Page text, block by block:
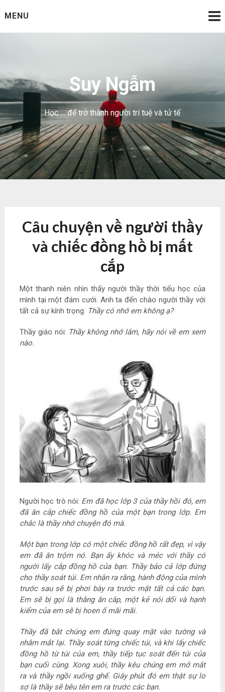
toMENU
Suy Ngẫm
Học … để trở thành người trí tuệ và tử tế
Câu chuyện về người thầy
và chiếc đồng hồ bị mất
cắp
Một thanh niên nhìn thấy người thầy thời tiểu học của
mình tại một đám cưới. Anh ta đến chào người thầy với
tất cả sự kính trọng: Thầy có nhớ em không ạ?
Thầy giáo nói: Thầy không nhớ lắm, hãy nói về em xem
nào.
Người học trò nói: Em đã học lớp 3 của thầy hồi đó, em
đã ăn cắp chiếc đồng hồ của một bạn trong lớp. Em
chắc là thầy nhớ chuyện đó mà.
Một bạn trong lớp có một chiếc đồng hồ rất đẹp, vì vậy
em đã ăn trộm nó. Bạn ấy khóc và méc với thầy có
người lấy cắp đồng hồ của bạn. Thầy bảo cả lớp đứng
cho thầy soát túi. Em nhận ra rằng, hành động của mình
trước sau sẽ bị phơi bày ra trước mặt tất cả các bạn.
Em sẽ bị gọi là thằng ăn cắp, một kẻ nói dối và hạnh
kiểm của em sẽ bị hoen ố mãi mãi.
Thầy đã bắt chúng em đứng quay mặt vào tường và
nhắm mắt lại. Thầy soát từng chiếc túi, và khi lấy chiếc
đồng hồ từ túi của em, thầy tiếp tục soát đến túi của
bạn cuối cùng. Xong xuôi, thầy kêu chúng em mở mắt
ra và thầy ngồi xuống ghế. Giây phút đó em thật sự lo
sợ là thầy sẽ bêu tên em ra trước các bạn.